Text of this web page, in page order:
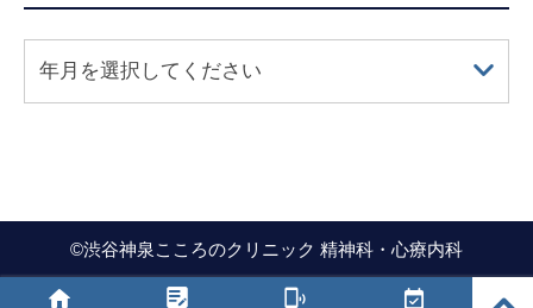
年月を選択してください
PAGE
©渋谷神泉こころのクリニック 精神科・心療内科